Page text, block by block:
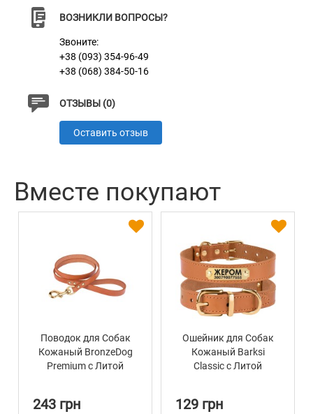
ВОЗНИКЛИ ВОПРОСЫ?
Звоните:
+38 (093) 354-96-49
+38 (068) 384-50-16
ОТЗЫВЫ (0)
Оставить отзыв
Вместе покупают
Поводок для Собак
Кожаный BronzeDog
Premium с Литой
243 грн
Ошейник для Собак
Кожаный Barksi
Classic с Литой
129 грн